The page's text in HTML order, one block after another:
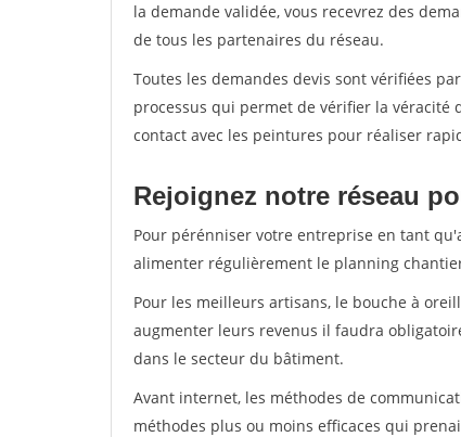
la demande validée, vous recevrez des
de tous les partenaires du réseau.
Toutes les demandes devis sont vérifiées
processus qui permet de vérifier la véracité
contact avec les peintures pour réaliser
Rejoignez notre réseau
Pour pérénniser votre entreprise en tant
alimenter régulièrement le planning
Pour les meilleurs artisans, le bouche à
augmenter leurs revenus il faudra
dans le secteur du bâtiment.
Avant internet, les méthodes de
méthodes plus ou moins efficaces qui